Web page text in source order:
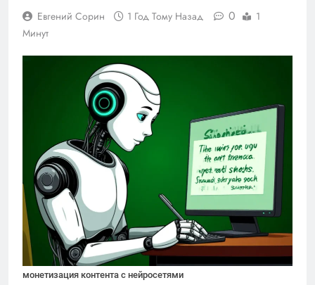
Евгений Сорин 1 Год Тому Назад 0
1
Минут
монетизация контента с нейросетями